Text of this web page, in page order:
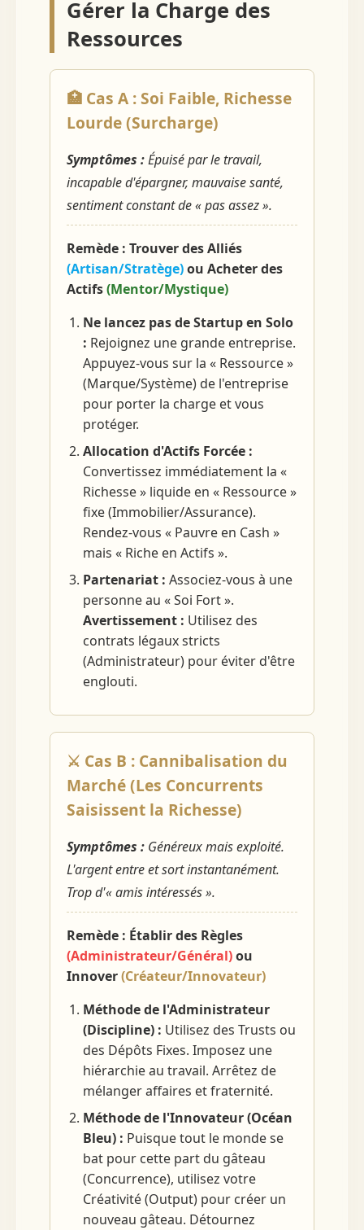
Gérer la Charge des
Ressources
🏥 Cas A : Soi Faible, Richesse
Lourde (Surcharge)
Symptômes :Épuisé par le travail,
incapable d'épargner, mauvaise santé,
sentiment constant de « pas assez ».
Remède : Trouver des Alliés
(Artisan/Stratège)ou Acheter des
Actifs(Mentor/Mystique)
Ne lancez pas de Startup en Solo
: Rejoignez une grande entreprise.
Appuyez-vous sur la « Ressource »
(Marque/Système) de l'entreprise
pour porter la charge et vous
protéger.
Allocation d'Actifs Forcée :
Convertissez immédiatement la «
Richesse » liquide en « Ressource »
fixe (Immobilier/Assurance).
Rendez-vous « Pauvre en Cash »
mais « Riche en Actifs ».
Partenariat : Associez-vous à une
personne au « Soi Fort ».
Avertissement : Utilisez des
contrats légaux stricts
(Administrateur) pour éviter d'être
englouti.
⚔️ Cas B : Cannibalisation du
Marché (Les Concurrents
Saisissent la Richesse)
Symptômes : Généreux mais exploité.
L'argent entre et sort instantanément.
Trop d'« amis intéressés ».
Remède : Établir des Règles
(Administrateur/Général)ou
Innover(Créateur/Innovateur)
Méthode de l'Administrateur
(Discipline) : Utilisez des Trusts ou
des Dépôts Fixes. Imposez une
hiérarchie au travail. Arrêtez de
mélanger affaires et fraternité.
Méthode de l'Innovateur (Océan
Bleu) : Puisque tout le monde se
bat pour cette part du gâteau
(Concurrence), utilisez votre
Créativité (Output) pour créer un
nouveau gâteau. Détournez